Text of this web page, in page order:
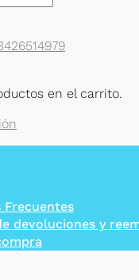
en el carrito.
Frecuentes
devoluciones y